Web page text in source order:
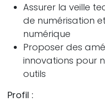
Assurer la veille
de numérisation
numérique
Proposer des
innovations pour
outils
Profil :